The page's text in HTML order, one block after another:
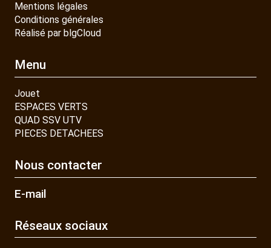
Mentions légales
Conditions générales
Réalisé par blgCloud
Menu
Jouet
ESPACES VERTS
QUAD SSV UTV
PIECES DETACHEES
Nous contacter
E-mail
Réseaux sociaux